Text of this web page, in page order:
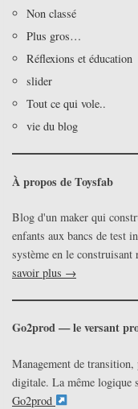
Non classé
Plus gros…
Réflexions et éducation
slider
Tout ce qui vole..
vie du blog
À propos de Toysfab
Blog d'un maker qui
enfants aux bancs de test
système en le
savoir plus →
Go2prod — le versant
Management de
digitale. La même logique
Go2prod